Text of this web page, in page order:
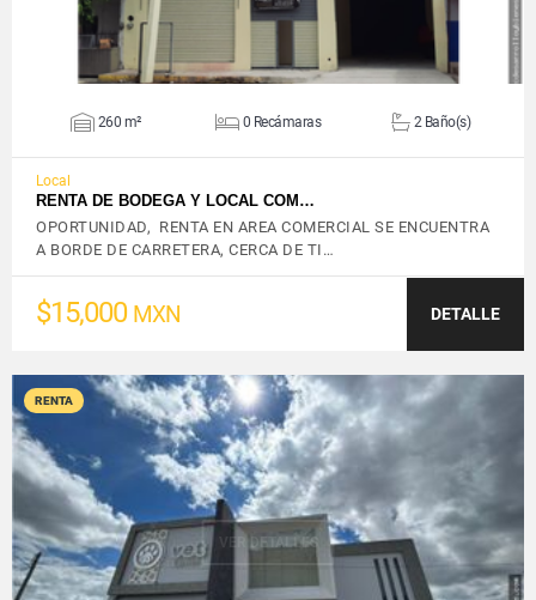
260 m² 0 Recámaras 2 Baño(s)
Local
RENTA DE BODEGA Y LOCAL COM…
OPORTUNIDAD, RENTA EN AREA COMERCIAL SE ENCUENTRA
A BORDE DE CARRETERA, CERCA DE TI…
$15,000 MXN DETALLE
RENTA
VER DETALLES